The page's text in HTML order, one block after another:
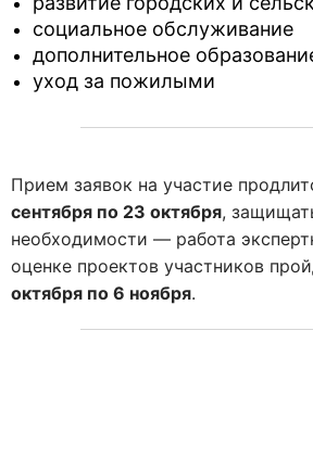
социальное обслуживание
дополнительное
уход за пожилыми
Прием заявок на участие
сентября по 23 октября,
необходимости — работа
оценке проектов участников
октября по 6 ноября.